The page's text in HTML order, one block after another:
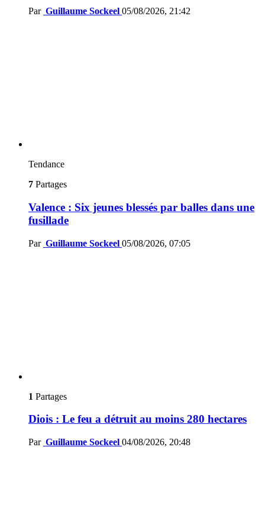
Par Guillaume Sockeel 05/08/2026, 21:42
Tendance
7 Partages
Valence : Six jeunes blessés par balles dans une
fusillade
Par Guillaume Sockeel 05/08/2026, 07:05
1 Partages
Diois : Le feu a détruit au moins 280 hectares
Par Guillaume Sockeel 04/08/2026, 20:48